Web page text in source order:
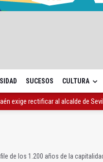
SUCESOS CULTURA
exige rectificar al alcalde de
de los 1.200 años de la